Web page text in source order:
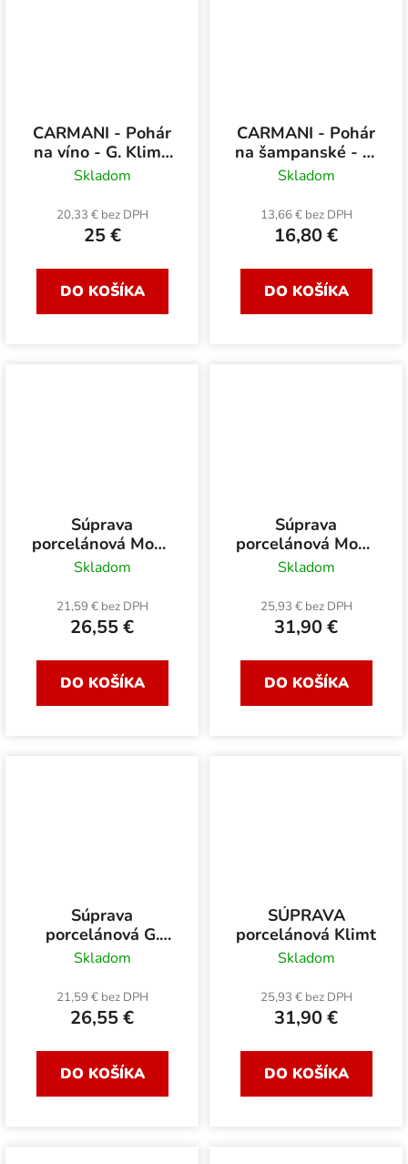
CARMANI - Pohár
na víno - G. Klimt,
Adela 640 ml
Skladom
20,33 € bez DPH
25 €
DO KOŠÍKA
CARMANI - Pohár
na šampanské - G.
Klimt, Adela 220
Skladom
13,66 € bez DPH
16,80 €
DO KOŠÍKA
Súprava
porcelánová Mona
Lisa
Skladom
21,59 € bez DPH
26,55 €
DO KOŠÍKA
Súprava
porcelánová Mona
Lisa
Skladom
25,93 € bez DPH
31,90 €
DO KOŠÍKA
Súprava
porcelánová G.
Klimt 300 ml
Skladom
21,59 € bez DPH
26,55 €
DO KOŠÍKA
SÚPRAVA
porcelánová Klimt
Skladom
25,93 € bez DPH
31,90 €
DO KOŠÍKA